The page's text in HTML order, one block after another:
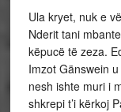
Ula kryet, nuk e
Nderit tani
këpucë të zeza.
Imzot Gänswein
nesh ishte muri i
shkrepi t’i kërkoj